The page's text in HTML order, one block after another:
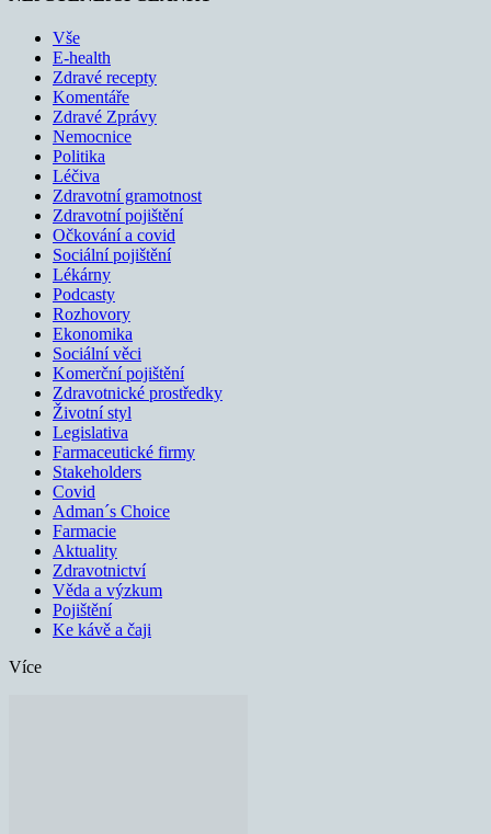
Vše
E-health
Zdravé recepty
Komentáře
Zdravé Zprávy
Nemocnice
Politika
Léčiva
Zdravotní gramotnost
Zdravotní pojištění
Očkování a covid
Sociální pojištění
Lékárny
Podcasty
Rozhovory
Ekonomika
Sociální věci
Komerční pojištění
Zdravotnické prostředky
Životní styl
Legislativa
Farmaceutické firmy
Stakeholders
Covid
Adman´s Choice
Farmacie
Aktuality
Zdravotnictví
Věda a výzkum
Pojištění
Ke kávě a čaji
Více